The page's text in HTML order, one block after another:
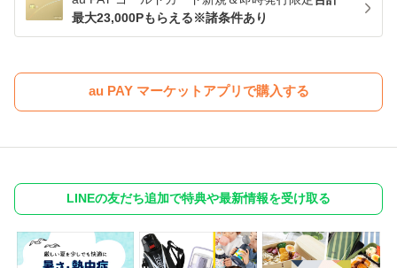
最大23,000Pもらえる※諸条件あり
au PAY マーケットアプリで購入する
LINEの友だち追加で特典や最新情報を受け取る